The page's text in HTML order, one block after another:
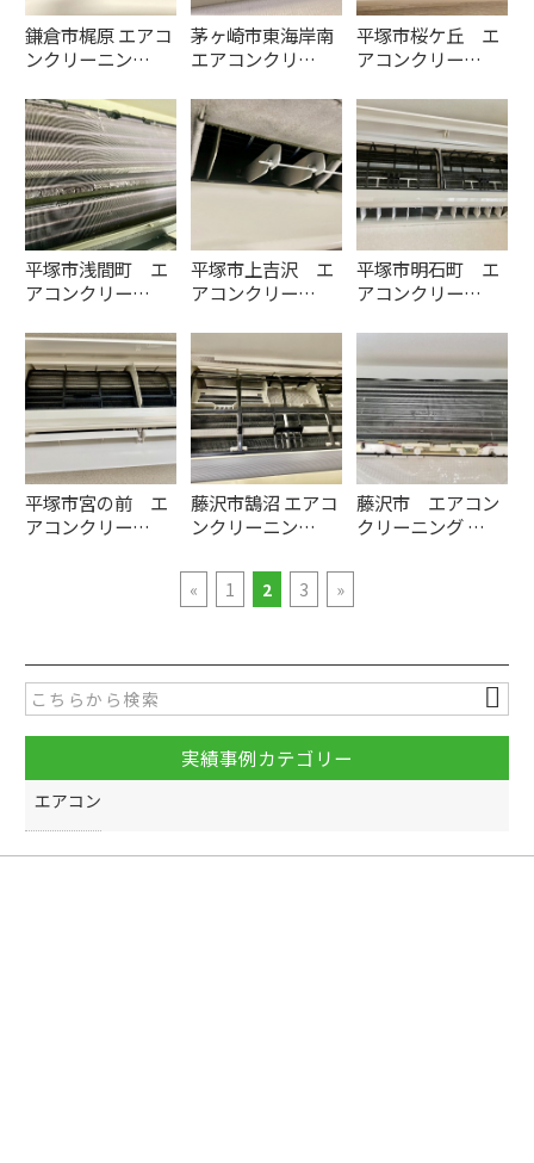
鎌倉市梶原 エアコ
ンクリーニン…
茅ヶ崎市東海岸南
エアコンクリ…
平塚市桜ケ丘 エ
アコンクリー…
平塚市浅間町 エ
アコンクリー…
平塚市上吉沢 エ
アコンクリー…
平塚市明石町 エ
アコンクリー…
平塚市宮の前 エ
アコンクリー…
藤沢市鵠沼 エアコ
ンクリーニン…
藤沢市 エアコン
クリーニング …
« 1 2 3 »
実績事例カテゴリー
エアコン